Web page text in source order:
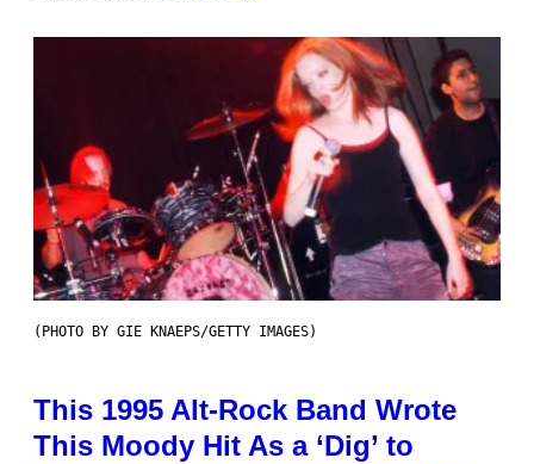
(PHOTO BY GIE KNAEPS/GETTY IMAGES)
This 1995 Alt-Rock Band Wrote
This Moody Hit As a ‘Dig’ to